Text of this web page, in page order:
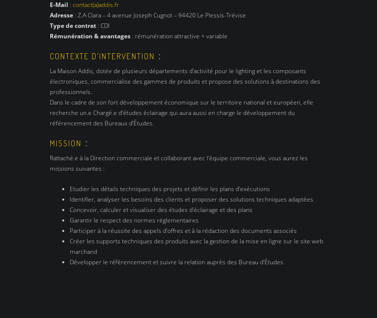
E-Mail : contact(a)addis.fr
Adresse : Z.A Clara – 4 avenue Joseph Cugnot – 94420 Le Plessis-Trévise
Type de contrat : CDI
Rémunération & avantages : rémunération attractive + variable
CONTEXTE D’INTERVENTION :
La Maison Addis, dotée de plusieurs départements d’activité pour le lighting et les composants
électroniques, commercialise des gammes de produits et propose des solutions à destinations des
professionnels.
Dans le cadre de son fort développement économique sur le territoire national et européen, elle
recherche un.e Chargé.e d’études éclairage qui aura aussi en charge le développement du
référencement des Bureaux d’Études.
MISSION :
Rattaché.e à la Direction commerciale et collaborant avec l’équipe commerciale, vous aurez les
missions suivantes :
Etudier les détails techniques des projets et définir les plans d’exécutions
Identifier, analyser les besoins des clients et proposer des solutions techniques adaptées
Concevoir, calculer et visualiser des études d’éclairage et des plans
Garantir le respect des normes réglementaires
Participer à la réussite des appels d’offres et à la rédaction des documents associés
Créer les supports techniques des produits avec la gestion de la mise en ligne sur le site web
marchand
Développer le référencement et suivre la relation auprès des Bureau d’Études